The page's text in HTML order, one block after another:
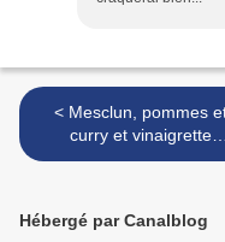
< Mesclun, pommes et
curry et vinaigrette
"Tentations"....
Hébergé par Canalblog